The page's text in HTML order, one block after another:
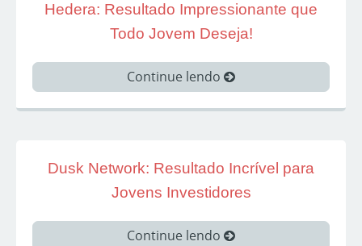
Hedera: Resultado Impressionante que
Todo Jovem Deseja!
Continue lendo
Dusk Network: Resultado Incrível para
Jovens Investidores
Continue lendo